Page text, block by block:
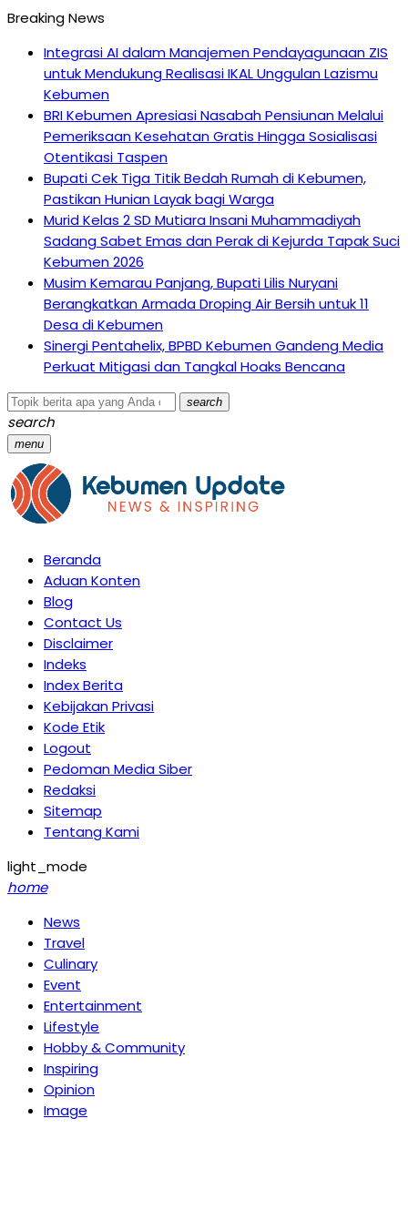
Breaking News
Integrasi AI dalam Manajemen Pendayagunaan ZIS
untuk Mendukung Realisasi IKAL Unggulan Lazismu
Kebumen
BRI Kebumen Apresiasi Nasabah Pensiunan Melalui
Pemeriksaan Kesehatan Gratis Hingga Sosialisasi
Otentikasi Taspen
Bupati Cek Tiga Titik Bedah Rumah di Kebumen,
Pastikan Hunian Layak bagi Warga
Murid Kelas 2 SD Mutiara Insani Muhammadiyah
Sadang Sabet Emas dan Perak di Kejurda Tapak Suci
Kebumen 2026
Musim Kemarau Panjang, Bupati Lilis Nuryani
Berangkatkan Armada Droping Air Bersih untuk 11
Desa di Kebumen
Sinergi Pentahelix, BPBD Kebumen Gandeng Media
Perkuat Mitigasi dan Tangkal Hoaks Bencana
search
search
menu
Beranda
Aduan Konten
Blog
Contact Us
Disclaimer
Indeks
Index Berita
Kebijakan Privasi
Kode Etik
Logout
Pedoman Media Siber
Redaksi
Sitemap
Tentang Kami
light_mode
home
News
Travel
Culinary
Event
Entertainment
Lifestyle
Hobby & Community
Inspiring
Opinion
Image